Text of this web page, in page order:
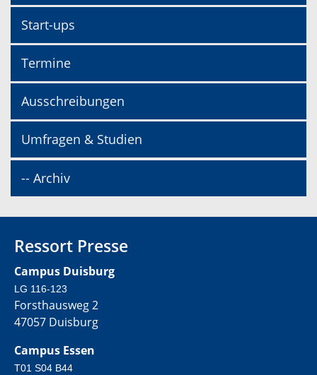
Start-ups
Termine
Ausschreibungen
Umfragen & Studien
-- Archiv
Ressort Presse
Campus Duisburg
LG 116-123
Forsthausweg 2
47057 Duisburg
Campus Essen
T01 S04 B44